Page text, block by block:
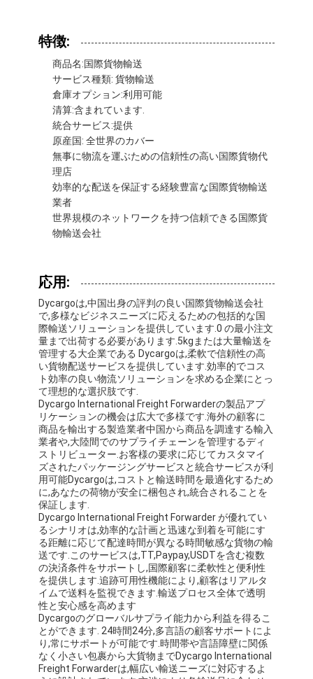
企業情報
会社案内
品質管理
お問い合わせ
今雑談しなさい
国際的な貨物Forward
海上貨物
DDP 中国 から 発送
明白な船積み
鉄道貨物運送
Amazonへ発送
トラック貨物
倉庫サービス
特徴:
商品名:国際貨物輸送
サービス種類: 貨物輸送
倉庫オプション:利用可能
清算:含まれています.
統合サービス:提供
原産国: 全世界のカバー
無事に物流を運ぶための信頼性の高い国際貨物代
理店
効率的な配送を保証する経験豊富な国際貨物輸送
業者
世界規模のネットワークを持つ信頼できる国際貨
物輸送会社
応用:
Dycargoは,中国出身の評判の良い国際貨物輸送会社
で,多様なビジネスニーズに応えるための包括的な国
際輸送ソリューションを提供しています.0 の最小注文
量まで出荷する必要があります.5kgまたは大量輸送を
管理する大企業である Dycargoは,柔軟で信頼性の高
い貨物配送サービスを提供しています.効率的でコス
ト効率の良い物流ソリューションを求める企業にとっ
て理想的な選択肢です.
Dycargo International Freight Forwarderの製品アプ
リケーションの機会は広大で多様です.海外の顧客に
商品を輸出する製造業者中国から商品を調達する輸入
業者や,大陸間でのサプライチェーンを管理するディ
ストリビューター.お客様の要求に応じてカスタマイ
ズされたパッケージングサービスと統合サービスが利
用可能Dycargoは,コストと輸送時間を最適化するため
に,あなたの荷物が安全に梱包され,統合されることを
保証します.
Dycargo International Freight Forwarder が優れてい
るシナリオは,効率的な計画と迅速な到着を可能にす
る距離に応じて配達時間が異なる時間敏感な貨物の輸
送です.このサービスは,TT,Paypay,USDTを含む複数
の決済条件をサポートし,国際顧客に柔軟性と便利性
を提供します.追跡可用性機能により,顧客はリアルタ
イムで送料を監視できます.輸送プロセス全体で透明
性と安心感を高めます
Dycargoのグローバルサプライ能力から利益を得るこ
とができます. 24時間24分,多言語の顧客サポートによ
り,常にサポートが可能です.時間帯や言語障壁に関係
なく小さい包裹から大貨物までDycargo International
Freight Forwarderは,幅広い輸送ニーズに対応するよ